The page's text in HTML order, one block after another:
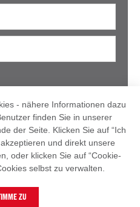
AGB
- nähere Informationen dazu
finden Sie in unserer
der Seite. Klicken Sie auf “Ich
und direkt unsere
oder klicken Sie auf “Cookie-
selbst zu verwalten.
ZU